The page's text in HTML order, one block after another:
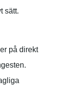
sätt.
på direkt